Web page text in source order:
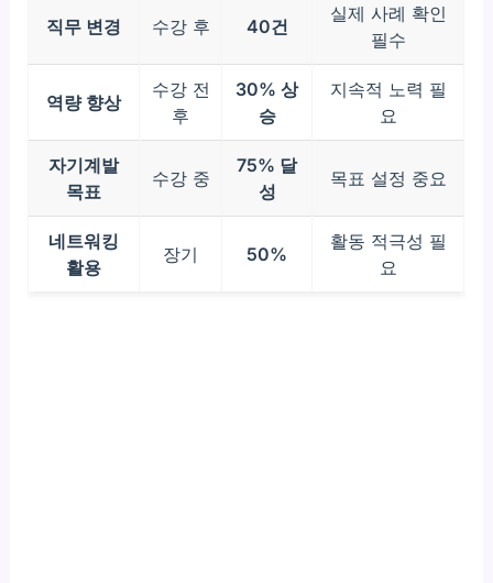
직무 변경 수강 후 40건
실제 사례 확인
필수
역량 향상
수강 전
후
30% 상
승
지속적 노력 필
요
자기계발
목표
수강 중
75% 달
성
목표 설정 중요
네트워킹
활용
장기 50%
활동 적극성 필
요